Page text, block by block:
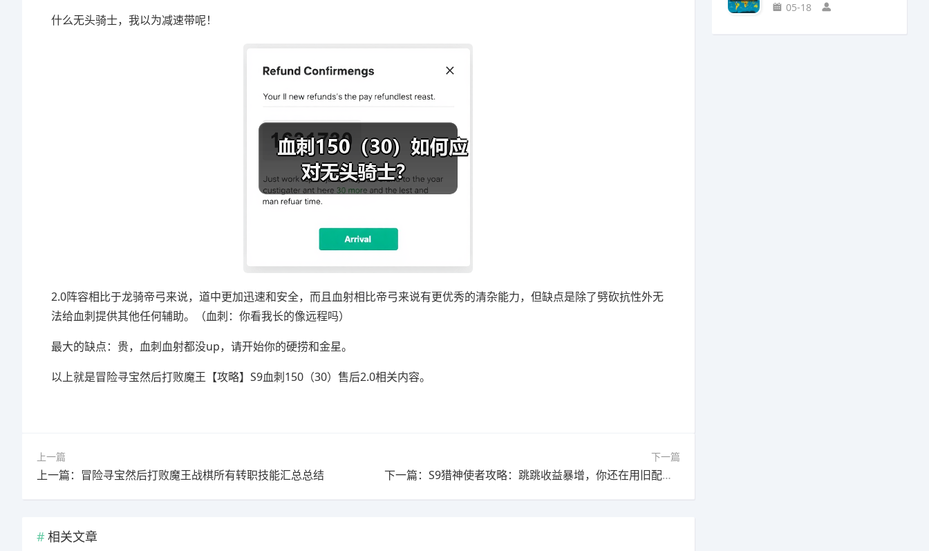
什么无头骑士，我以为减速带呢！
2.0阵容相比于龙骑帝弓来说，道中更加迅速和安全，而且血射相比帝弓来说有更优秀的清杂能力，但缺点是除了劈砍抗性外无
法给血刺提供其他任何辅助。（血刺：你看我长的像远程吗）
最大的缺点：贵，血刺血射都没up，请开始你的硬捞和金星。
以上就是冒险寻宝然后打败魔王【攻略】S9血刺150（30）售后2.0相关内容。
上一篇
上一篇：冒险寻宝然后打败魔王战棋所有转职技能汇总总结
下一篇
下一篇：S9猎神使者攻略：跳跳收益暴增，你还在用旧配置？
相关文章
05-18